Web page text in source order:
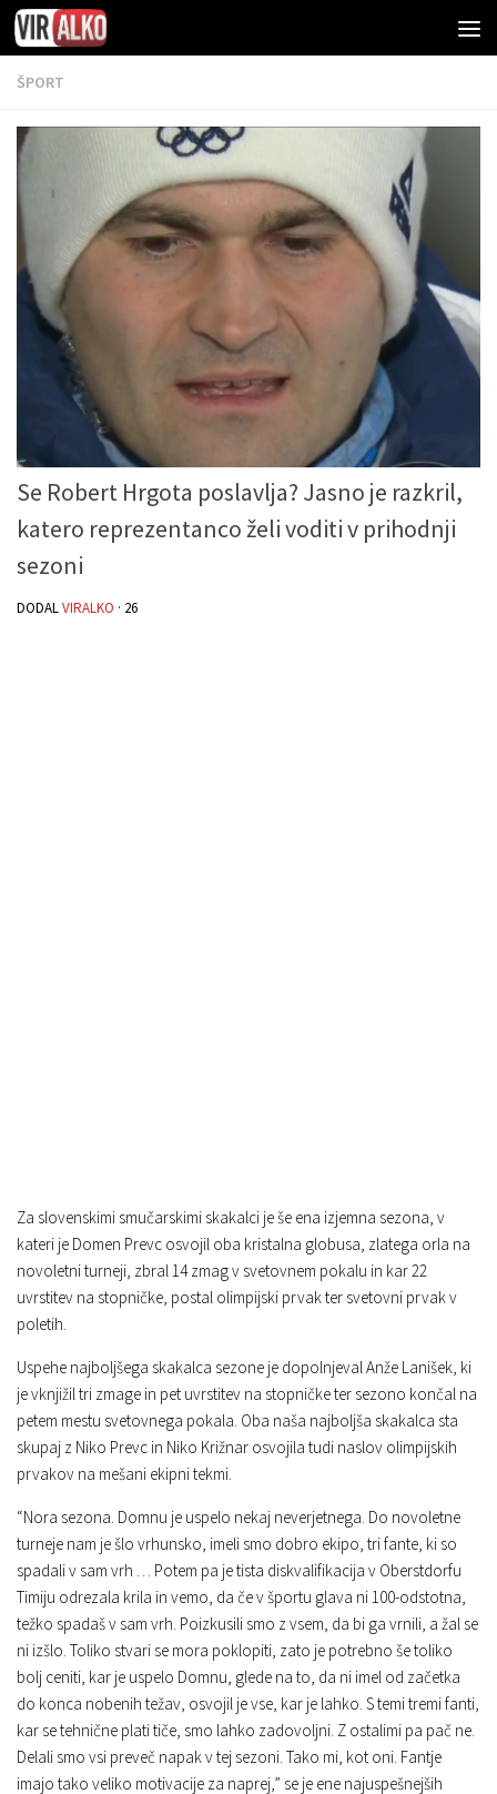
ŠPORT
Se Robert Hrgota poslavlja? Jasno je razkril,
katero reprezentanco želi voditi v prihodnji
sezoni
DODALVIRALKO · 26
Za slovenskimi smučarskimi skakalci je še ena izjemna sezona, v
kateri je Domen Prevc osvojil oba kristalna globusa, zlatega orla na
novoletni turneji, zbral 14 zmag v svetovnem pokalu in kar 22
uvrstitev na stopničke, postal olimpijski prvak ter svetovni prvak v
poletih.
Uspehe najboljšega skakalca sezone je dopolnjeval Anže Lanišek, ki
je vknjižil tri zmage in pet uvrstitev na stopničke ter sezono končal na
petem mestu svetovnega pokala. Oba naša najboljša skakalca sta
skupaj z Niko Prevc in Niko Križnar osvojila tudi naslov olimpijskih
prvakov na mešani ekipni tekmi.
“Nora sezona. Domnu je uspelo nekaj neverjetnega. Do novoletne
turneje nam je šlo vrhunsko, imeli smo dobro ekipo, tri fante, ki so
spadali v sam vrh … Potem pa je tista diskvalifikacija v Oberstdorfu
Timiju odrezala krila in vemo, da če v športu glava ni 100-odstotna,
težko spadaš v sam vrh. Poizkusili smo z vsem, da bi ga vrnili, a žal se
ni izšlo. Toliko stvari se mora poklopiti, zato je potrebno še toliko
bolj ceniti, kar je uspelo Domnu, glede na to, da ni imel od začetka
do konca nobenih težav, osvojil je vse, kar je lahko. S temi tremi fanti,
kar se tehnične plati tiče, smo lahko zadovoljni. Z ostalimi pa pač ne.
Delali smo vsi preveč napak v tej sezoni. Tako mi, kot oni. Fantje
imajo tako veliko motivacije za naprej,” se je ene najuspešnejših